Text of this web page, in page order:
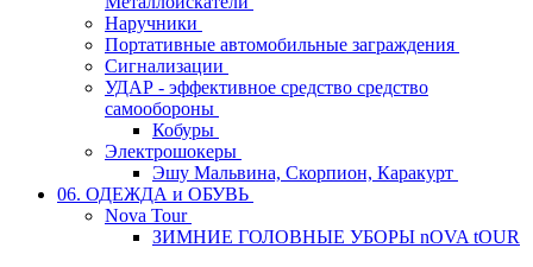
Наручники
Портативные автомобильные заграждения
Сигнализации
УДАР - эффективное средство средство
самообороны
Кобуры
Электрошокеры
Эшу Мальвина, Скорпион, Каракурт
06. ОДЕЖДА и ОБУВЬ
Nova Tour
ЗИМНИЕ ГОЛОВНЫЕ УБОРЫ nOVA tOUR